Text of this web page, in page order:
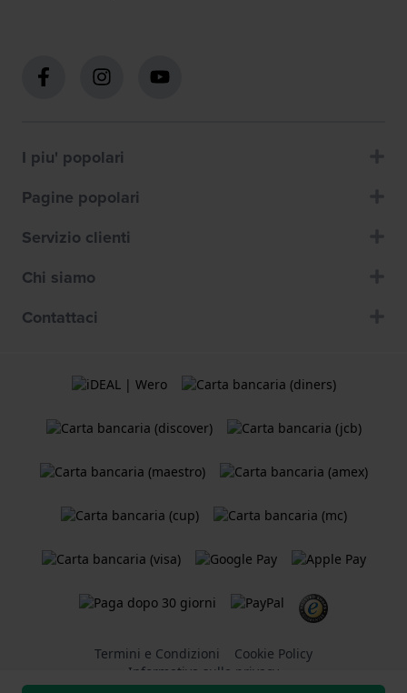
I piu' popolari
Pagine popolari
Servizio clienti
Chi siamo
Contattaci
Termini e Condizioni
Cookie Policy
Informativa sulla privacy